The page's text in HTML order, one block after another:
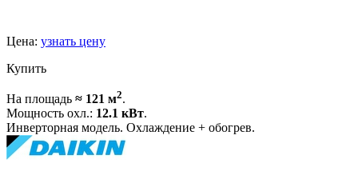
Цена: узнать цену
Купить
На площадь ≈ 121 м2.
Мощность охл.: 12.1 кВт.
Инверторная модель. Охлаждение + обогрев.